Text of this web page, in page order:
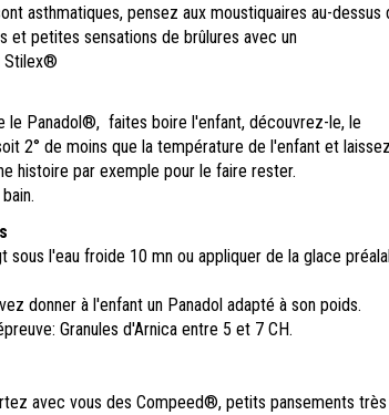
asthmatiques, pensez aux moustiquaires au-dessus
et petites sensations de brûlures avec un
Stilex®
le Panadol®, faites boire l'enfant, découvrez-le, le
2° de moins que la température de l'enfant et
histoire par exemple pour le faire rester.
l'eau froide 10 mn ou appliquer de la glace
donner à l'enfant un Panadol adapté à son poids.
Granules d'Arnica entre 5 et 7 CH.
avec vous des Compeed®, petits pansements très